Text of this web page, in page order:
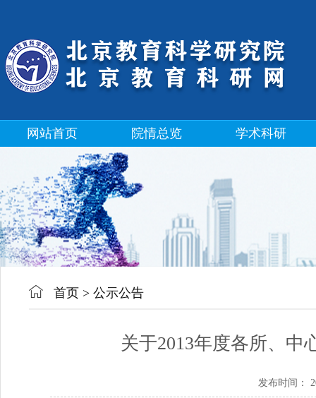
网站首页 院情总览 学术科研
首页 > 公示公告
关于2013年度各所、中
发布时间：